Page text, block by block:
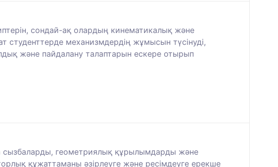
сондай-ақ олардың кинематикалық және
студенттерде механизмдердің жұмысын түсінуді,
және пайдалану талаптарын ескере отырып
сызбаларды, геометриялық құрылымдарды және
құжаттаманы әзірлеуге және ресімдеуге ерекше